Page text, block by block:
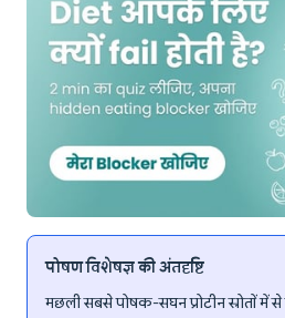
पोषण विशेषज्ञ की अंतर्दृष्टि
मछली सबसे पोषक-सघन प्रोटीन स्रोतों में